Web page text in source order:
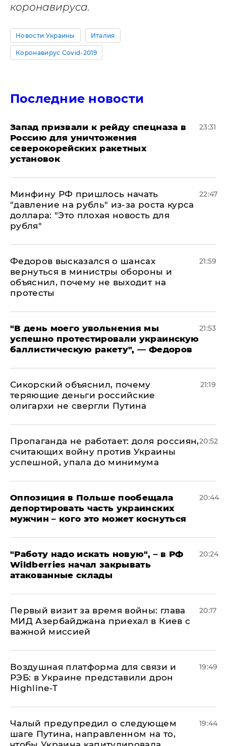
коронавируса.
Новости Украины Италия
Коронавирус Covid-2019
Последние новости
Запад призвали к рейду спецназа в
Россию для уничтожения
северокорейских ракетных
установок
23:31
Минфину РФ пришлось начать
"давление на рубль" из-за роста курса
доллара: "Это плохая новость для
рубля"
22:47
Федоров высказался о шансах
вернуться в министры обороны и
объяснил, почему не выходит на
протесты
21:59
​"В день моего увольнения мы
успешно протестировали украинскую
баллистическую ракету", — Федоров
21:53
Сикорский объяснил, почему
теряющие деньги российские
олигархи не свергли Путина
21:19
​Пропаганда не работает: доля россиян,
считающих войну против Украины
успешной, упала до минимума
20:52
Оппозиция в Польше пообещала
депортировать часть украинских
мужчин – кого это может коснуться
20:44
"Работу надо искать новую", – в РФ
Wildberries начал закрывать
атакованные склады
20:24
Первый визит за время войны: глава
МИД Азербайджана приехал в Киев с
важной миссией
20:17
Воздушная платформа для связи и
РЭБ: в Украине представили дрон
Highline-T
19:49
Чалый предупредил о следующем
шаге Путина, направленном на то,
19:44